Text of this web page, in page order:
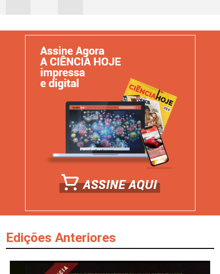
Edições Anteriores